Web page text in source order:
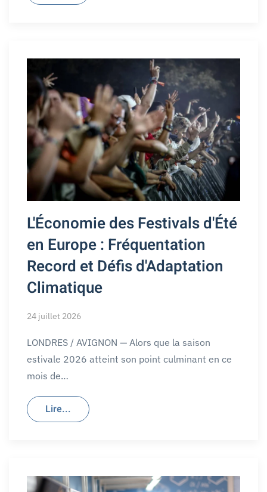
L'Économie des Festivals d'Été
en Europe : Fréquentation
Record et Défis d'Adaptation
Climatique
24 juillet 2026
LONDRES / AVIGNON — Alors que la saison
estivale 2026 atteint son point culminant en ce
mois de…
Lire...